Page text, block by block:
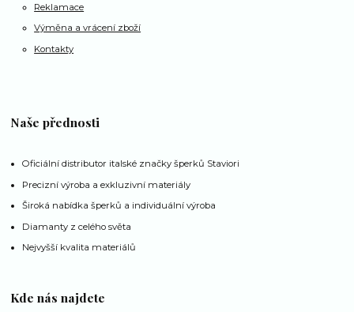
Reklamace
Výměna a vrácení zboží
Kontakty
Naše přednosti
Oficiální distributor italské značky šperků Staviori
Precizní výroba a exkluzivní materiály
Široká nabídka šperků a individuální výroba
Diamanty z celého světa
Nejvyšší kvalita materiálů
Kde nás najdete